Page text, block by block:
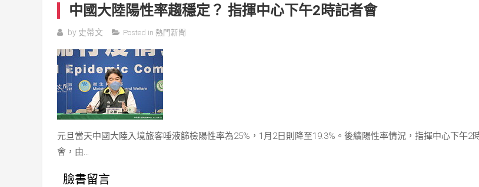
中國大陸陽性率趨穩定？ 指揮中心下午2時記者會
by 史蒂文 Posted in 熱門新聞
元旦當天中國大陸入境旅客唾液篩檢陽性率為25%，1月2日則降至19.3%。後續陽性率情況，指揮中心下午2
會，由…
臉書留言